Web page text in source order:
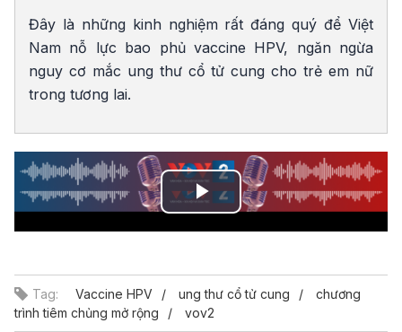
Đây là những kinh nghiệm rất đáng quý để Việt
Nam nỗ lực bao phủ vaccine HPV, ngăn ngừa
nguy cơ mắc ung thư cổ tử cung cho trẻ em nữ
trong tương lai.
Play
Tag: Vaccine HPV ung thư cổ tử cung
chương
trình tiêm chủng mở rộng
vov2